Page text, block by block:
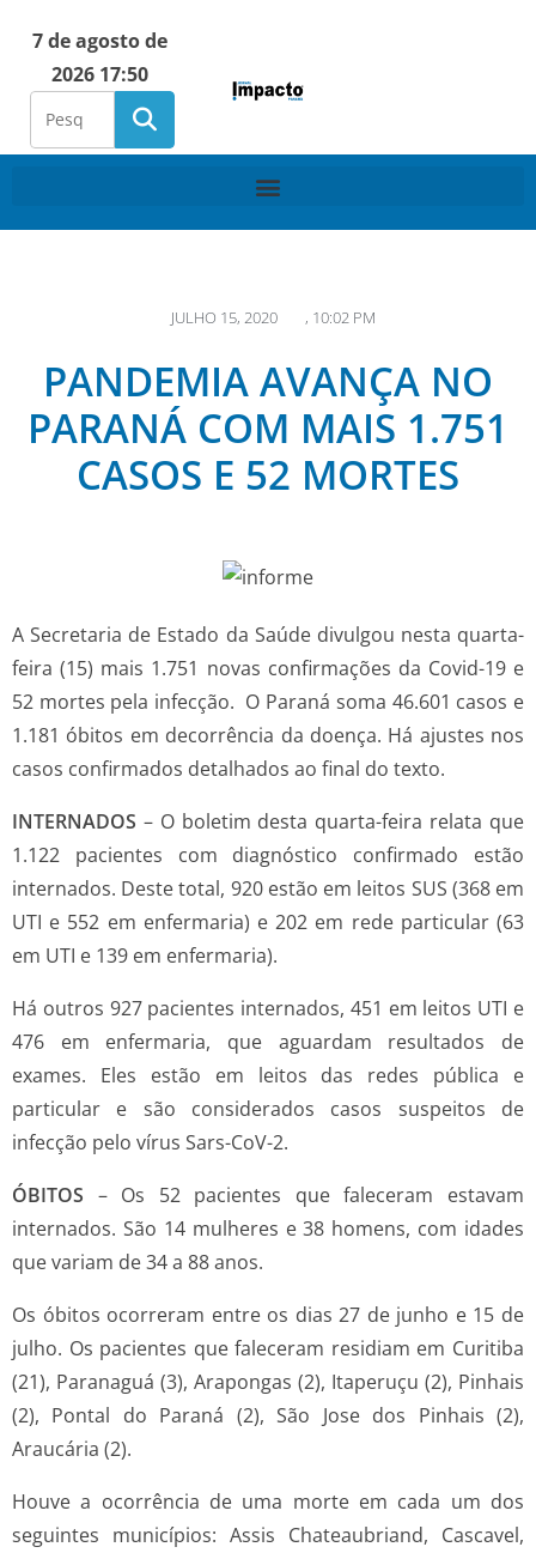
7 de agosto de
2026 17:50
JULHO 15, 2020 , 10:02 PM
PANDEMIA AVANÇA NO
PARANÁ COM MAIS 1.751
CASOS E 52 MORTES
A Secretaria de Estado da Saúde divulgou nesta quarta-
feira (15) mais 1.751 novas confirmações da Covid-19 e
52 mortes pela infecção. O Paraná soma 46.601 casos e
1.181 óbitos em decorrência da doença. Há ajustes nos
casos confirmados detalhados ao final do texto.
INTERNADOS – O boletim desta quarta-feira relata que
1.122 pacientes com diagnóstico confirmado estão
internados. Deste total, 920 estão em leitos SUS (368 em
UTI e 552 em enfermaria) e 202 em rede particular (63
em UTI e 139 em enfermaria).
Há outros 927 pacientes internados, 451 em leitos UTI e
476 em enfermaria, que aguardam resultados de
exames. Eles estão em leitos das redes pública e
particular e são considerados casos suspeitos de
infecção pelo vírus Sars-CoV-2.
ÓBITOS – Os 52 pacientes que faleceram estavam
internados. São 14 mulheres e 38 homens, com idades
que variam de 34 a 88 anos.
Os óbitos ocorreram entre os dias 27 de junho e 15 de
julho. Os pacientes que faleceram residiam em Curitiba
(21), Paranaguá (3), Arapongas (2), Itaperuçu (2), Pinhais
(2), Pontal do Paraná (2), São Jose dos Pinhais (2),
Araucária (2).
Houve a ocorrência de uma morte em cada um dos
seguintes municípios: Assis Chateaubriand, Cascavel,